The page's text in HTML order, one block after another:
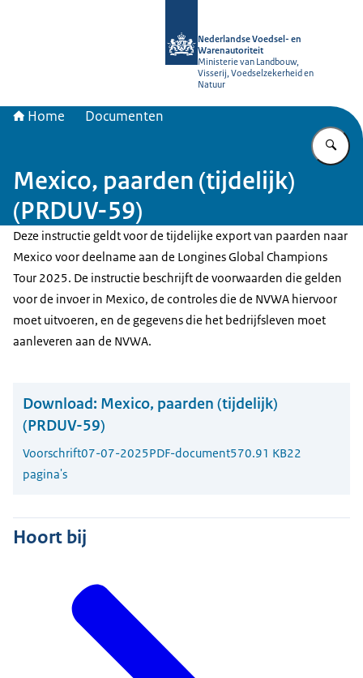
Nederlandse Voedsel- en
Warenautoriteit
Ministerie van Landbouw,
Visserij, Voedselzekerheid en
Natuur
Home Documenten
Mexico, paarden (tijdelijk)
(PRDUV-59)
Deze instructie geldt voor de tijdelijke export van paarden naar
Mexico voor deelname aan de Longines Global Champions
Tour 2025. De instructie beschrijft de voorwaarden die gelden
voor de invoer in Mexico, de controles die de NVWA hiervoor
moet uitvoeren, en de gegevens die het bedrijfsleven moet
aanleveren aan de NVWA.
Download: Mexico, paarden (tijdelijk)
(PRDUV-59)
Voorschrift07-07-2025PDF-document570.91 KB22
pagina's
Hoort bij